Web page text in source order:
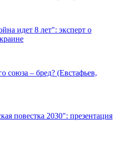
идет 8 лет": эксперт о
союза – бред? (Евстафьев,
повестка 2030": презентация